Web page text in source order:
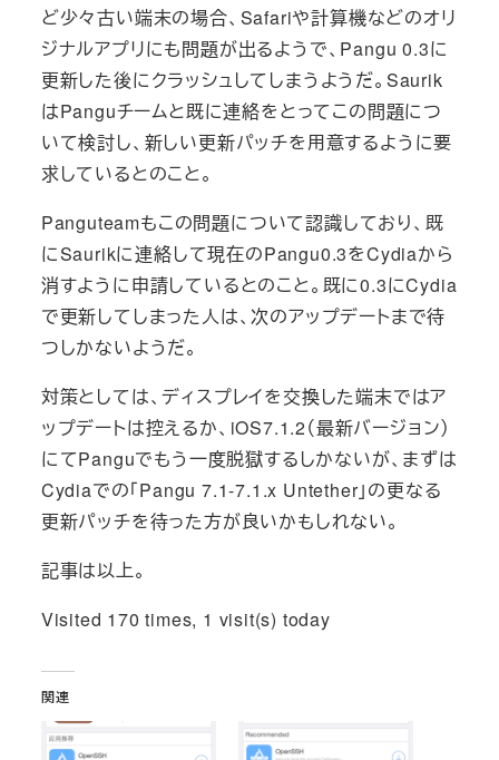
ど少々古い端末の場合、Safariや計算機などのオリ
ジナルアプリにも問題が出るようで、Pangu 0.3に
更新した後にクラッシュしてしまうようだ。Saurik
はPanguチームと既に連絡をとってこの問題につ
いて検討し、新しい更新パッチを用意するように要
求しているとのこと。
Panguteamもこの問題について認識しており、既
にSaurikに連絡して現在のPangu0.3をCydiaから
消すように申請しているとのこと。既に0.3にCydia
で更新してしまった人は、次のアップデートまで待
つしかないようだ。
対策としては、ディスプレイを交換した端末ではア
ップデートは控えるか、iOS7.1.2（最新バージョン）
にてPanguでもう一度脱獄するしかないが、まずは
Cydiaでの「Pangu 7.1-7.1.x Untether」の更なる
更新パッチを待った方が良いかもしれない。
記事は以上。
Visited 170 times, 1 visit(s) today
関連